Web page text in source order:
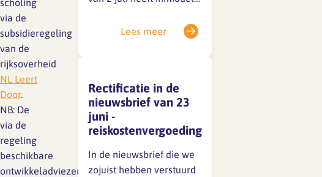
Lief en leed
Branche analyse en
onderzoek
Rapport Arbeidszaken 2025
Rapport Arbeidszaken 2024
Rapport Arbeidszaken 2023
Gedragscode
Vertrouwenspersoon
Handreikingen
Kantooromgeving
Maatregelen
scholing
via de
subsidieregeling
van de
rijksoverheid
NL Leert
Door.
NB: De
via de
regeling
beschikbare
ontwikkeladviezen
sociale partners zijn nog
gang. Zodra er iets te
melden is, delen we dat
direct via een nieuwsitem
op onze website en op
LinkedIn.Houd deze
kanalen dus zeker in…
Lees meer
Rectificatie in de
nieuwsbrief van 23
juni -
reiskostenvergoeding
In de nieuwsbrief die we
zojuist hebben verstuurd